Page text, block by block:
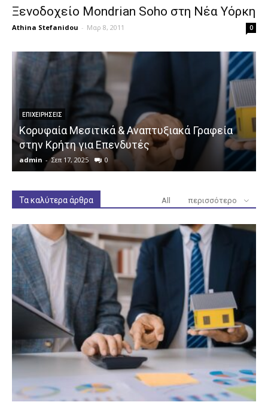
Ξενοδοχείο Mondrian Soho στη Νέα Υόρκη
Athina Stefanidou - Μαρ 8, 2011 0
ΕΠΙΧΕΙΡΉΣΕΙΣ
Κορυφαία Μεσιτικά & Αναπτυξιακά Γραφεία
στην Κρήτη για Επενδυτές
admin - Σεπ 17, 2025 0
Τα καλύτερα άρθρα All περισσότερο